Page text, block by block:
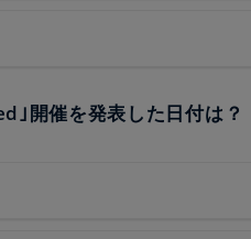
開催を発表した日付は？